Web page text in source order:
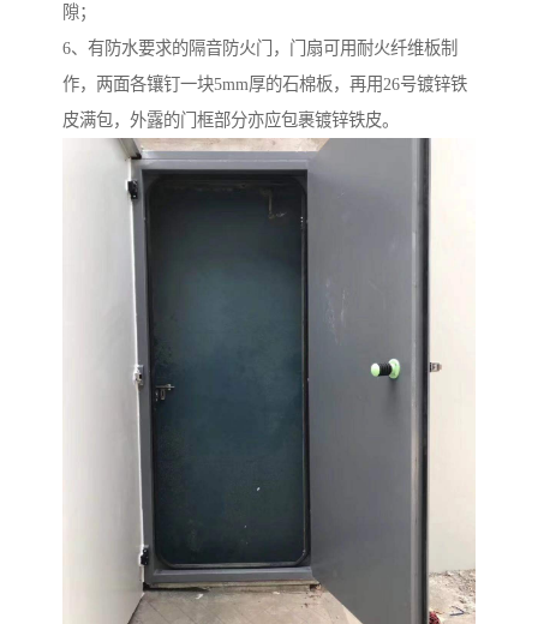
隙；
6、有防水要求的隔音防火门，门扇可用耐火纤维板制
作，两面各镶钉一块5mm厚的石棉板，再用26号镀锌铁
皮满包，外露的门框部分亦应包裹镀锌铁皮。